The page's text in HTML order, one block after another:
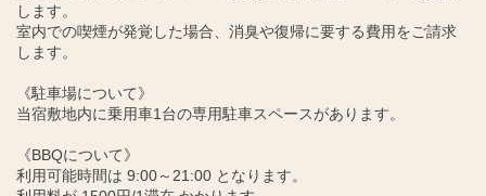
します。
室内での喫煙が発覚した場合、消臭や復帰に要する費用をご請求
します。
《駐車場について》
当宿敷地内に乗用車1台の専用駐車スペースがあります。
《BBQについて》
利用可能時間は 9:00～21:00 となります。